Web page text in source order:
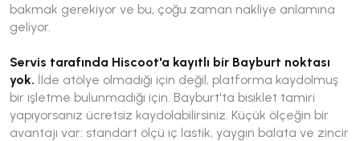
bakmak gerekiyor ve bu, çoğu zaman nakliye anlamına
geliyor.
Servis tarafında Hiscoot'a kayıtlı bir Bayburt noktası
yok. İlde atölye olmadığı için değil, platforma kaydolmuş
bir işletme bulunmadığı için. Bayburt'ta bisiklet tamiri
yapıyorsanız ücretsiz kaydolabilirsiniz. Küçük ölçeğin bir
avantajı var: standart ölçü iç lastik, yaygın balata ve zincir